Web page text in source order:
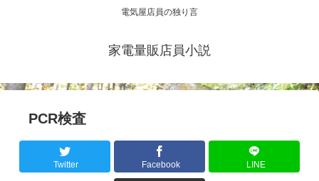
電気屋店員の独り言
家電量販店員小説
PCR検査
Twitter Facebook LINE